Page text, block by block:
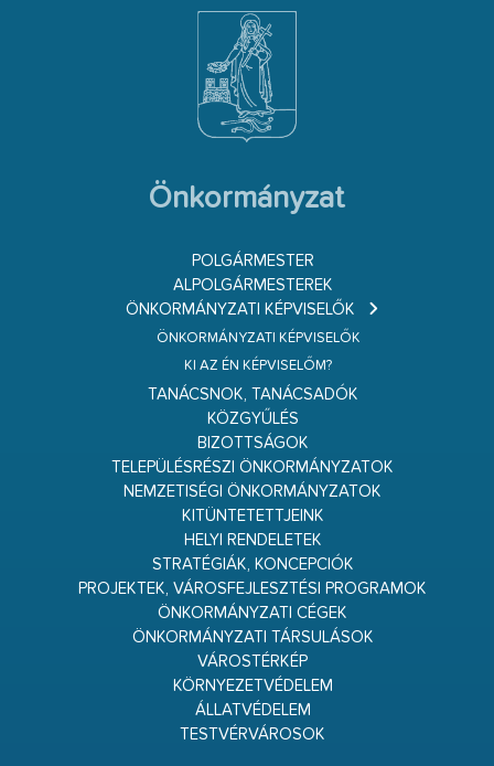
Önkormányzat
POLGÁRMESTER
ALPOLGÁRMESTEREK
ÖNKORMÁNYZATI KÉPVISELŐK
ÖNKORMÁNYZATI KÉPVISELŐK
KI AZ ÉN KÉPVISELŐM?
TANÁCSNOK, TANÁCSADÓK
KÖZGYŰLÉS
BIZOTTSÁGOK
TELEPÜLÉSRÉSZI ÖNKORMÁNYZATOK
NEMZETISÉGI ÖNKORMÁNYZATOK
KITÜNTETETTJEINK
HELYI RENDELETEK
STRATÉGIÁK, KONCEPCIÓK
PROJEKTEK, VÁROSFEJLESZTÉSI PROGRAMOK
ÖNKORMÁNYZATI CÉGEK
ÖNKORMÁNYZATI TÁRSULÁSOK
VÁROSTÉRKÉP
KÖRNYEZETVÉDELEM
ÁLLATVÉDELEM
TESTVÉRVÁROSOK